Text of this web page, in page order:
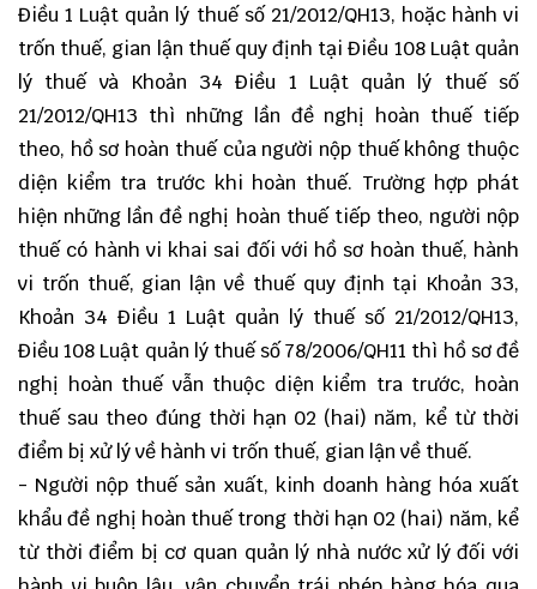
Điều 1 Luật quản lý thuế số 21/2012/QH13, hoặc hành vi
trốn thuế, gian lận thuế quy định tại Điều 108 Luật quản
lý thuế và Khoản 34 Điều 1 Luật quản lý thuế số
21/2012/QH13 thì những lần đề nghị hoàn thuế tiếp
theo, hồ sơ hoàn thuế của người nộp thuế không thuộc
diện kiểm tra trước khi hoàn thuế. Trường hợp phát
hiện những lần đề nghị hoàn thuế tiếp theo, người nộp
thuế có hành vi khai sai đối với hồ sơ hoàn thuế, hành
vi trốn thuế, gian lận về thuế quy định tại Khoản 33,
Khoản 34 Điều 1 Luật quản lý thuế số 21/2012/QH13,
Điều 108 Luật quản lý thuế số 78/2006/QH11 thì hồ sơ đề
nghị hoàn thuế vẫn thuộc diện kiểm tra trước, hoàn
thuế sau theo đúng thời hạn 02 (hai) năm, kể từ thời
điểm bị xử lý về hành vi trốn thuế, gian lận về thuế.
- Người nộp thuế sản xuất, kinh doanh hàng hóa xuất
khẩu đề nghị hoàn thuế trong thời hạn 02 (hai) năm, kể
từ thời điểm bị cơ quan quản lý nhà nước xử lý đối với